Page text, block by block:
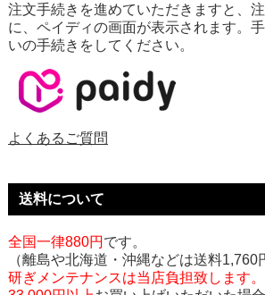
注文手続きを進めていただきますと、
に、ペイディの画面が表示されます。
いの手続きをしてください。
よくあるご質問
送料について
全国一律880円 です。
（離島や北海道・沖縄などは送料1,760
研ぎメンテナンスは当店負担致します。